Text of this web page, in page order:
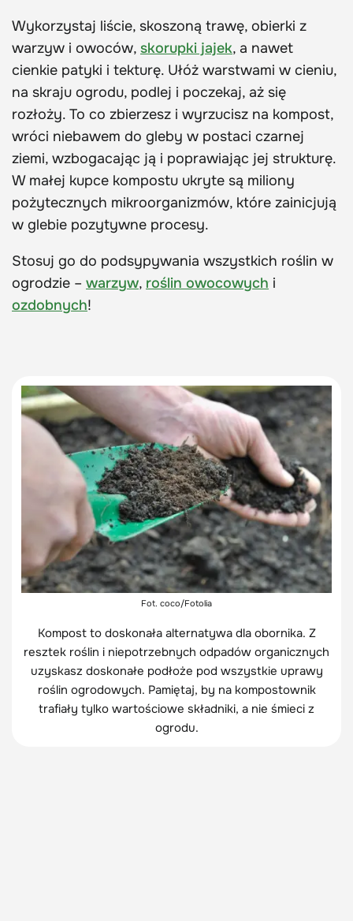
Wykorzystaj liście, skoszoną trawę, obierki z
warzyw i owoców, skorupki jajek, a nawet
cienkie patyki i tekturę. Ułóż warstwami w cieniu,
na skraju ogrodu, podlej i poczekaj, aż się
rozłoży. To co zbierzesz i wyrzucisz na kompost,
wróci niebawem do gleby w postaci czarnej
ziemi, wzbogacając ją i poprawiając jej strukturę.
W małej kupce kompostu ukryte są miliony
pożytecznych mikroorganizmów, które zainicjują
w glebie pozytywne procesy.
Stosuj go do podsypywania wszystkich roślin w
ogrodzie – warzyw, roślin owocowych i
ozdobnych!
Fot. coco/Fotolia
Kompost to doskonała alternatywa dla obornika. Z
resztek roślin i niepotrzebnych odpadów organicznych
uzyskasz doskonałe podłoże pod wszystkie uprawy
roślin ogrodowych. Pamiętaj, by na kompostownik
trafiały tylko wartościowe składniki, a nie śmieci z
ogrodu.